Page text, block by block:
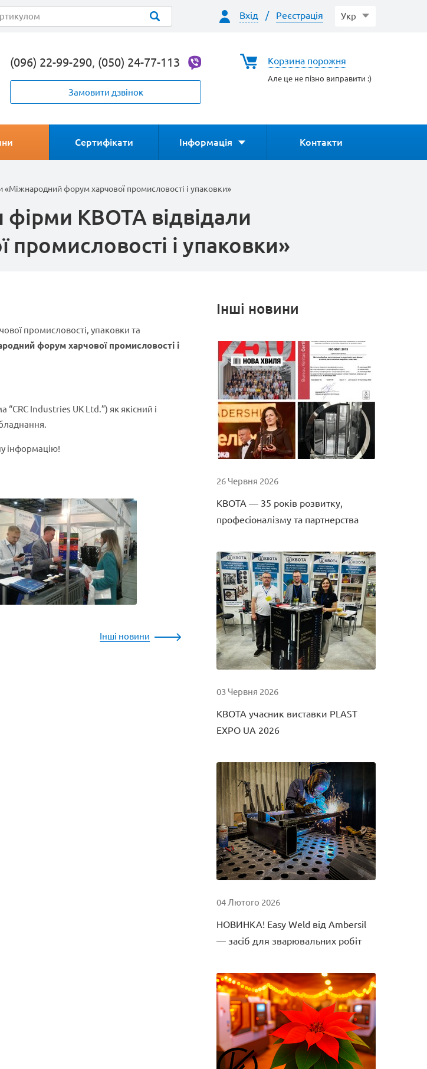
Укр
Вхід / Реєстрація
Корзина порожня
Але це не пізно виправити :)
(096) 22-99-290, (050) 24-77-113
Замовити дзвінок
Сертифікати Інформація Контакти
«Міжнародний форум харчової промисловості і упаковки»
фірми КВОТА відвідали
і упаковки»
Інші новини
26 Червня 2026
КВОТА — 35 років розвитку,
професіоналізму та партнерства
03 Червня 2026
КВОТА учасник виставки PLAST
EXPO UA 2026
04 Лютого 2026
НОВИНКА! Easy Weld від Ambersil
— засіб для зварювальних робіт
промисловості, упаковки та
форум харчової промисловості і
“CRC Industries UK Ltd.”) як якісний і
інформацію!
Інші новини